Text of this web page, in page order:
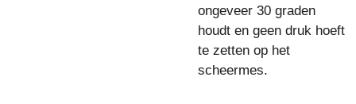
ongeveer 30 graden
houdt en geen druk hoeft
te zetten op het
scheermes.